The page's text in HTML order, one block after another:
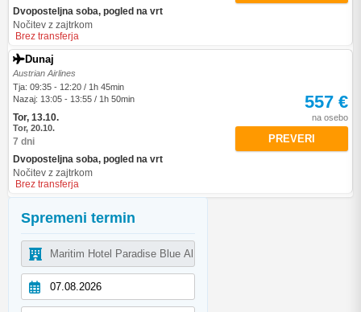
Spremeni termin
Dvoposteljna soba, pogled na vrt
Nočitev z zajtrkom
Brez transferja
Dunaj
Austrian Airlines
Tja: 09:35 - 12:20 / 1h 45min
Nazaj: 13:05 - 13:55 / 1h 50min
Tor, 13.10.
Tor, 20.10.
7 dni
Dvoposteljna soba, pogled na vrt
Nočitev z zajtrkom
Brez transferja
557 €
na osebo
PREVERI